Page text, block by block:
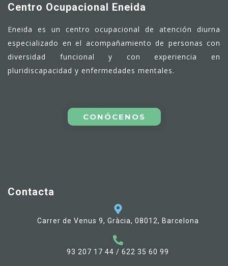
Centro Ocupacional Eneida
Eneida es un centro ocupacional de atención diurna
especializado en el acompañamiento de personas con
diversidad funcional y con experiencia en
pluridiscapacidad y enfermedades mentales.
CONÓCENOS
Contacta
Carrer de Venus 9, Gràcia, 08012, Barcelona
93 207 17 44 / 622 35 60 99